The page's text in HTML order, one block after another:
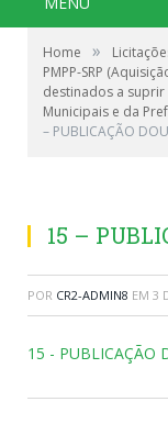
Home »
PMPP-SRP
destinados a suprir
Municipais e da
– PUBLICAÇÃO
15 –
POR CR2-ADMIN8 EM 3
15 - PUBLICAÇÃO